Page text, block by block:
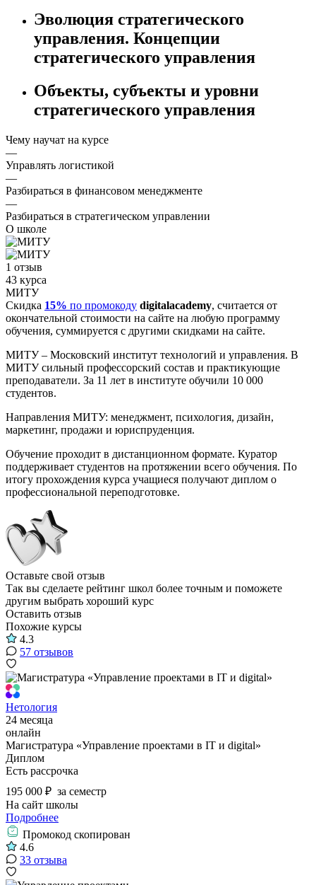
Эволюция стратегического
управления. Концепции
стратегического управления
Объекты, субъекты и уровни
стратегического управления
Чему научат на курсе
—
Управлять логистикой
—
Разбираться в финансовом менеджменте
—
Разбираться в стратегическом управлении
О школе
1 отзыв
43 курса
МИТУ
Скидка 15% по промокоду digitalacademy, считается от
окончательной стоимости на сайте на любую программу
обучения, суммируется с другими скидками на сайте.
МИТУ – Московский институт технологий и управления. В
МИТУ сильный профессорский состав и практикующие
преподаватели. За 11 лет в институте обучили 10 000
студентов.
Направления МИТУ: менеджмент, психология, дизайн,
маркетинг, продажи и юриспруденция.
Обучение проходит в дистанционном формате. Куратор
поддерживает студентов на протяжении всего обучения. По
итогу прохождения курса учащиеся получают диплом о
профессиональной переподготовке.
Оставьте свой отзыв
Так вы сделаете рейтинг школ более точным и поможете
другим выбрать хороший курс
Оставить отзыв
Похожие курсы
4.3
57 отзывов
Нетология
24 месяца
онлайн
Магистратура «Управление проектами в IT и digital»
Диплом
Есть рассрочка
195 000 ₽ за семестр
На сайт школы
Подробнее
Промокод скопирован
4.6
33 отзыва